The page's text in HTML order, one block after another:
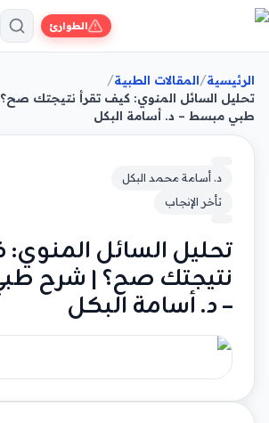
الطوارئ
الرئيسية/المقالات الطبية/
تحليل السائل المنوي: كيف تقرأ نتيجتك
طبي مبسط – د. أسامة البكل
د. أسامة محمد البكل
تأخر الإنجاب
تحليل السائل المنوي:
نتيجتك صح؟ | شرح
– د. أسامة البكل